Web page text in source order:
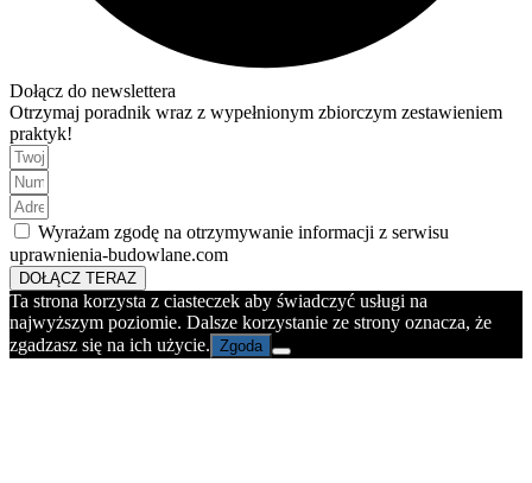
Dołącz do newslettera
Otrzymaj poradnik wraz z wypełnionym zbiorczym zestawieniem
praktyk!
Wyrażam zgodę na otrzymywanie informacji z serwisu
uprawnienia-budowlane.com
DOŁĄCZ TERAZ
Ta strona korzysta z ciasteczek aby świadczyć usługi na
najwyższym poziomie. Dalsze korzystanie ze strony oznacza, że
zgadzasz się na ich użycie. Zgoda